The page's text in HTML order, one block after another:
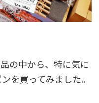
の中から、特に気に
を買ってみました。